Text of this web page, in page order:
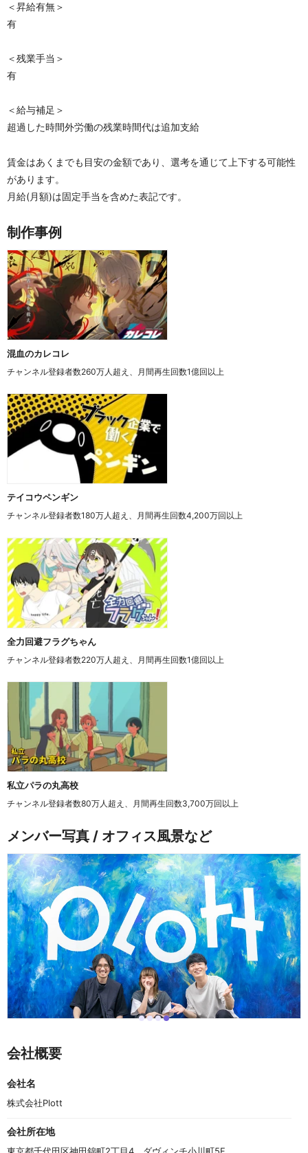
＜昇給有無＞
有
＜残業手当＞
有
＜給与補足＞
超過した時間外労働の残業時間代は追加支給
賃金はあくまでも目安の金額であり、選考を通じて上下する可能性
があります。
月給(月額)は固定手当を含めた表記です。
制作事例
混血のカレコレ
チャンネル登録者数260万人超え、月間再生回数1億回以上
テイコウペンギン
チャンネル登録者数180万人超え、月間再生回数4,200万回以上
全力回避フラグちゃん
チャンネル登録者数220万人超え、月間再生回数1億回以上
私立パラの丸高校
チャンネル登録者数80万人超え、月間再生回数3,700万回以上
メンバー写真 / オフィス風景など
i i i i
e
m
o
f
4
会社概要
会社名
株式会社Plott
会社所在地